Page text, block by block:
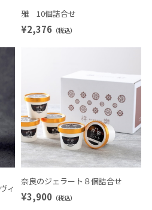
雅 10個詰合せ
¥2,376 （税込）
ィ
奈良のジェラート８個詰合せ
¥3,900 （税込）